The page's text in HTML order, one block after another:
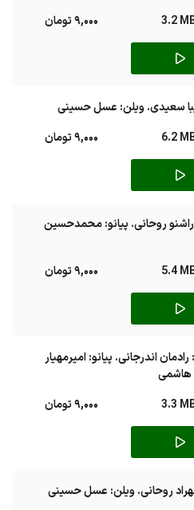
3.2 9,000 تومان
سعیدی. ویلن: عسل حسینی
6.2 9,000 تومان
روحانی. پیانو: محمدحسین
5.4 9,000 تومان
اندرجانی. پیانو: امیرمهیار
هاشمی
3.3 9,000 تومان
روحانی. ویلن: عسل حسینی